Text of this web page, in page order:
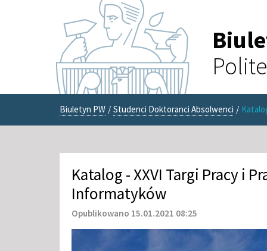
Biuletyn PW / Studenci Doktoranci Absolwenci /
Katalog - XXVI Targi Pracy i
Informatyków
Opublikowano 15.01.2021 08:25